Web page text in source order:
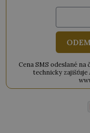
Cena SMS odeslané na
technicky zajišťuje